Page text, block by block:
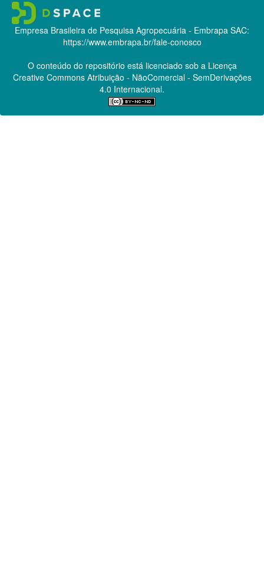
Empresa Brasileira de Pesquisa Agropecuária - Embrapa SAC:
https://www.embrapa.br/fale-conosco
O conteúdo do repositório está licenciado sob a Licença
Creative CommonsAtribuição - NãoComercial - SemDerivações
4.0 Internacional.